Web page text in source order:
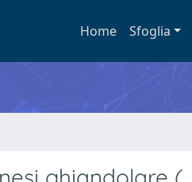
Home Sfoglia